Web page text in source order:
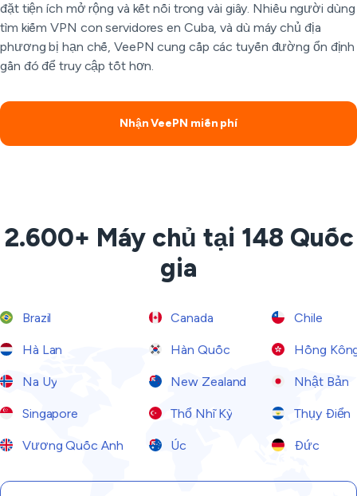
đặt tiện ích mở rộng và kết nối trong vài giây. Nhiều người dùng
tìm kiếm VPN con servidores en Cuba, và dù máy chủ địa
phương bị hạn chế, VeePN cung cấp các tuyến đường ổn định
gần đó để truy cập tốt hơn.
Nhận VeePN miễn phí
2.600+ Máy chủ tại 148 Quốc
gia
Brazil Canada Chile
Hà Lan Hàn Quốc Hồng
Na Uy New Zealand Nhật Bản
Singapore Thổ Nhĩ Kỳ Thụy Điển
Vương Quốc Anh Úc Đức